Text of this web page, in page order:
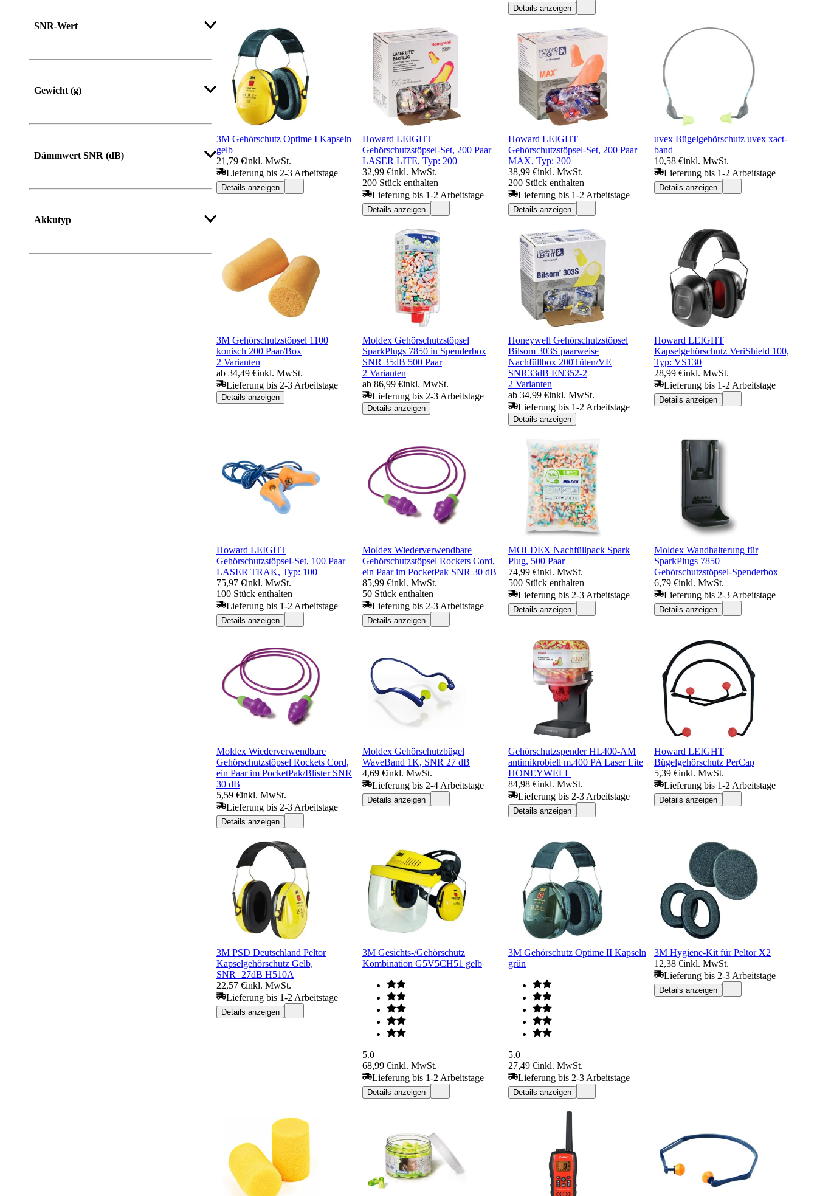
SNR-Wert
Gewicht (g)
Dämmwert SNR (dB)
Akkutyp
Details anzeigen
3M Gehörschutz Optime I Kapseln
gelb
21,79 €inkl. MwSt.
Lieferung bis 2-3 Arbeitstage
Details anzeigen
Howard LEIGHT
Gehörschutzstöpsel-Set, 200 Paar
LASER LITE, Typ: 200
32,99 €inkl. MwSt.
200 Stück enthalten
Lieferung bis 1-2 Arbeitstage
Details anzeigen
Howard LEIGHT
Gehörschutzstöpsel-Set, 200 Paar
MAX, Typ: 200
38,99 €inkl. MwSt.
200 Stück enthalten
Lieferung bis 1-2 Arbeitstage
Details anzeigen
uvex Bügelgehörschutz uvex xact-
band
10,58 €inkl. MwSt.
Lieferung bis 1-2 Arbeitstage
Details anzeigen
3M Gehörschutzstöpsel 1100
konisch 200 Paar/Box
2 Varianten
ab 34,49 €inkl. MwSt.
Lieferung bis 2-3 Arbeitstage
Details anzeigen
Moldex Gehörschutzstöpsel
SparkPlugs 7850 in Spenderbox
SNR 35dB 500 Paar
2 Varianten
ab 86,99 €inkl. MwSt.
Lieferung bis 2-3 Arbeitstage
Details anzeigen
Honeywell Gehörschutzstöpsel
Bilsom 303S paarweise
Nachfüllbox 200Tüten/VE
SNR33dB EN352-2
2 Varianten
ab 34,99 €inkl. MwSt.
Lieferung bis 1-2 Arbeitstage
Details anzeigen
Howard LEIGHT
Kapselgehörschutz VeriShield 100,
Typ: VS130
28,99 €inkl. MwSt.
Lieferung bis 1-2 Arbeitstage
Details anzeigen
Howard LEIGHT
Gehörschutzstöpsel-Set, 100 Paar
LASER TRAK, Typ: 100
75,97 €inkl. MwSt.
100 Stück enthalten
Lieferung bis 1-2 Arbeitstage
Details anzeigen
Moldex Wiederverwendbare
Gehörschutzstöpsel Rockets Cord,
ein Paar im PocketPak SNR 30 dB
85,99 €inkl. MwSt.
50 Stück enthalten
Lieferung bis 2-3 Arbeitstage
Details anzeigen
MOLDEX Nachfüllpack Spark
Plug, 500 Paar
74,99 €inkl. MwSt.
500 Stück enthalten
Lieferung bis 2-3 Arbeitstage
Details anzeigen
Moldex Wandhalterung für
SparkPlugs 7850
Gehörschutzstöpsel-Spenderbox
6,79 €inkl. MwSt.
Lieferung bis 2-3 Arbeitstage
Details anzeigen
Moldex Wiederverwendbare
Gehörschutzstöpsel Rockets Cord,
ein Paar im PocketPak/Blister SNR
30 dB
5,59 €inkl. MwSt.
Lieferung bis 2-3 Arbeitstage
Details anzeigen
Moldex Gehörschutzbügel
WaveBand 1K, SNR 27 dB
4,69 €inkl. MwSt.
Lieferung bis 2-4 Arbeitstage
Details anzeigen
Gehörschutzspender HL400-AM
antimikrobiell m.400 PA Laser Lite
HONEYWELL
84,98 €inkl. MwSt.
Lieferung bis 2-3 Arbeitstage
Details anzeigen
Howard LEIGHT
Bügelgehörschutz PerCap
5,39 €inkl. MwSt.
Lieferung bis 1-2 Arbeitstage
Details anzeigen
3M PSD Deutschland Peltor
Kapselgehörschutz Gelb,
SNR=27dB H510A
22,57 €inkl. MwSt.
Lieferung bis 1-2 Arbeitstage
Details anzeigen
3M Gesichts-/Gehörschutz
Kombination G5V5CH51 gelb
5.0
68,99 €inkl. MwSt.
Lieferung bis 1-2 Arbeitstage
Details anzeigen
3M Gehörschutz Optime II Kapseln
grün
5.0
27,49 €inkl. MwSt.
Lieferung bis 2-3 Arbeitstage
Details anzeigen
3M Hygiene-Kit für Peltor X2
12,38 €inkl. MwSt.
Lieferung bis 2-3 Arbeitstage
Details anzeigen